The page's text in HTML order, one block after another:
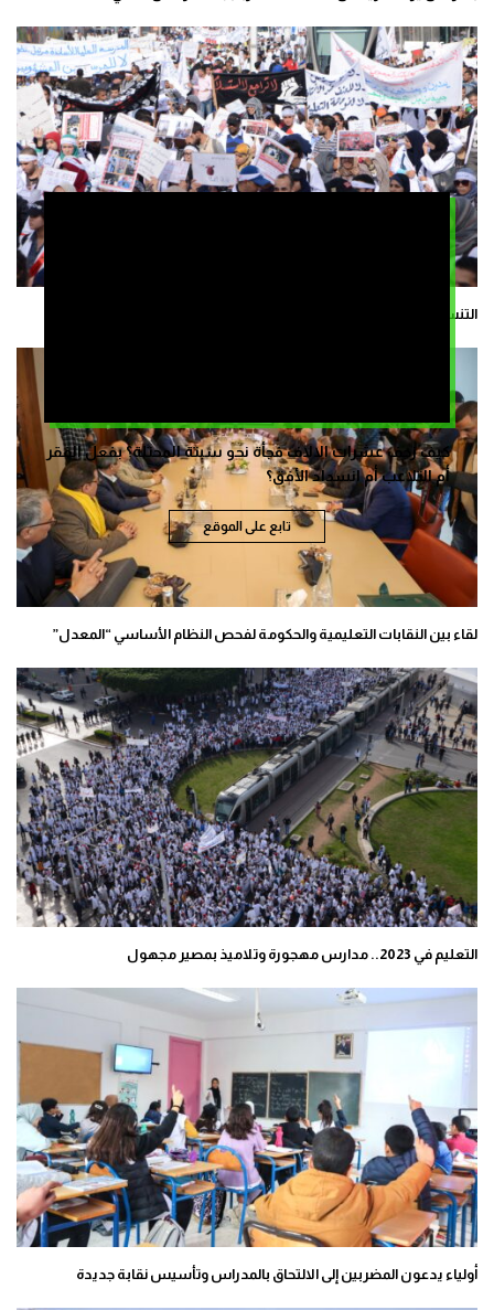
كيف زحف عشرات الالاف فجأة نحو سبتة المحتلة؟ بفعل الفقر
أم التلاعب أم انسداد الأفق؟
تابع على الموقع
التنسيقيات التعليمية تلوح ب”تصعيد غير مسبوق” بسبب التوقيفات
لقاء بين النقابات التعليمية والحكومة لفحص النظام الأساسي “المعدل”
التعليم في 2023.. مدارس مهجورة وتلاميذ بمصير مجهول
أولياء يدعون المضربين إلى الالتحاق بالمدراس وتأسيس نقابة جديدة